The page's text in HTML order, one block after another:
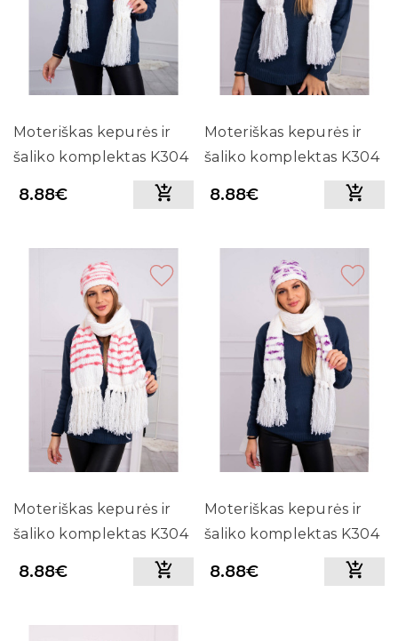
Moteriškas kepurės ir
šaliko komplektas K304
8.88€
Moteriškas kepurės ir
šaliko komplektas K304
8.88€
Moteriškas kepurės ir
šaliko komplektas K304
8.88€
Moteriškas kepurės ir
šaliko komplektas K304
8.88€